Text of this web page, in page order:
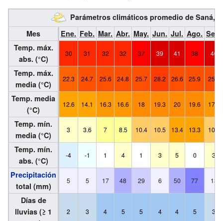
Parámetros climáticos promedio de Saná,
Mes
Ene. Feb. Mar. Abr. May. Jun. Jul. Ago. Sep.
Temp. máx.
abs. (°C)
30 31 32 32 37 39 41 38 40
Temp. máx.
media (°C)
22.3 24.7 25.6 24.8 25.7 28.2 26.6 25.9 25.1
Temp. media
(°C)
12.6 14.1 16.3 16.6 18 19.3 20 19.6 17.8
Temp. mín.
media (°C)
3 3.6 7 8.5 10.4 10.5 13.4 13.3 10.6
Temp. mín.
abs. (°C)
-4 -1 1 4 1 3 5 0 3
Precipitación
total (mm)
5 5 17 48 29 6 50 77 13
Días de
lluvias (≥ 1
2 3 4 5 5 4 4 5 3